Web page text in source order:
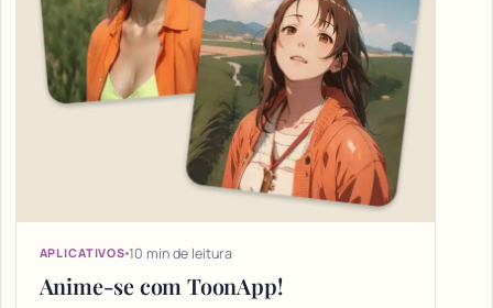
APLICATIVOS 10 min de leitura
Anime-se com ToonApp!